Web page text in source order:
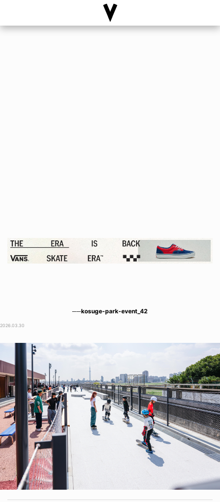
──kosuge-park-event_42
2026.03.30